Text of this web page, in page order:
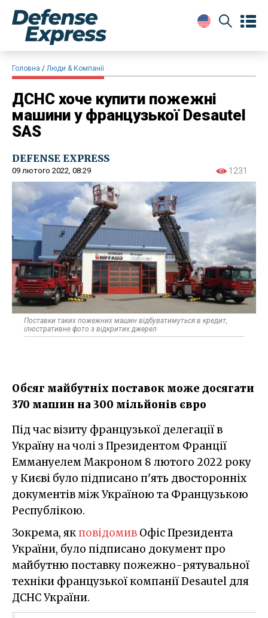
Головна Люди & Компанії
ДСНС хоче купити пожежні
машини у французької Desautel
SAS
DEFENSE EXPRESS
09 лютого 2022, 08:29 1231
Поставки таких пожежних машин відбуватимуться в кредит,
ілюстративне фото з відкритих джерел
Обсяг майбутніх поставок може досягати
370 машин на 300 мільйонів євро
Під час візиту французької делегації в
Україну на чолі з Президентом Франції
Еммануелем Макроном 8 лютого 2022 року
у Києві було підписано п'ять двосторонніх
документів між Україною та Французькою
Республікою.
Зокрема, якповідомив Офіс Президента
України, було підписано документ про
майбутню поставку пожежно-рятувальної
техніки французької компанії Desautel для
ДСНС України.